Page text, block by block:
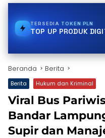
TERSEDIA BPJS
TOP UP PRODUK
Beranda Berita
Berita Hukum dan Kriminal
Viral Bus
Bandar
Supir dan